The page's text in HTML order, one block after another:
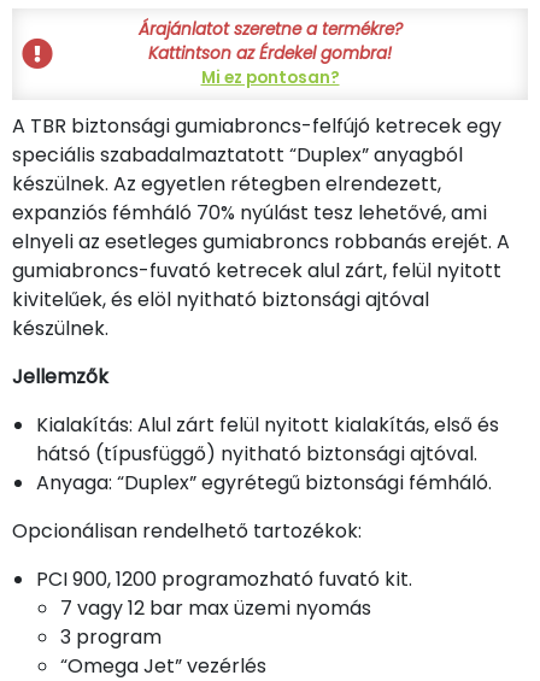
Árajánlatot szeretne a termékre?
Kattintson az Érdekel gombra!
Mi ez pontosan?
A TBR biztonsági gumiabroncs-felfújó ketrecek egy
speciális szabadalmaztatott “Duplex” anyagból
készülnek. Az egyetlen rétegben elrendezett,
expanziós fémháló 70% nyúlást tesz lehetővé, ami
elnyeli az esetleges gumiabroncs robbanás erejét. A
gumiabroncs-fuvató ketrecek alul zárt, felül nyitott
kivitelűek, és elöl nyitható biztonsági ajtóval
készülnek.
Jellemzők
Kialakítás: Alul zárt felül nyitott kialakítás, első és
hátsó (típusfüggő) nyitható biztonsági ajtóval.
Anyaga: “Duplex” egyrétegű biztonsági fémháló.
Opcionálisan rendelhető tartozékok:
PCI 900, 1200 programozható fuvató kit.
7 vagy 12 bar max üzemi nyomás
3 program
“Omega Jet” vezérlés